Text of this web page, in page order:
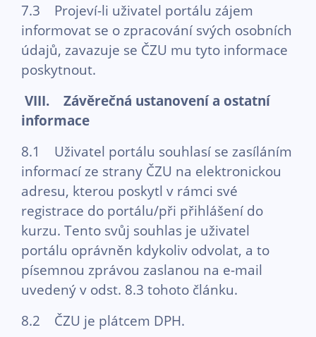
7.3 Projeví-li uživatel portálu zájem
informovat se o zpracování svých osobních
údajů, zavazuje se ČZU mu tyto informace
poskytnout.
VIII. Závěrečná ustanovení a ostatní
informace
8.1 Uživatel portálu souhlasí se zasíláním
informací ze strany ČZU na elektronickou
adresu, kterou poskytl v rámci své
registrace do portálu/při přihlášení do
kurzu. Tento svůj souhlas je uživatel
portálu oprávněn kdykoliv odvolat, a to
písemnou zprávou zaslanou na e-mail
uvedený v odst. 8.3 tohoto článku.
8.2 ČZU je plátcem DPH.